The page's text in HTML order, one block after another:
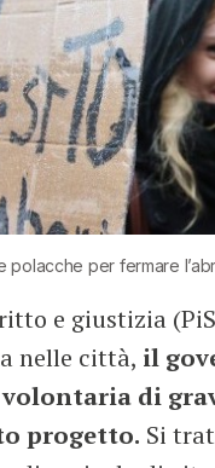
polacche per fermare
e giustizia
nelle città, il
di
progetto. Si